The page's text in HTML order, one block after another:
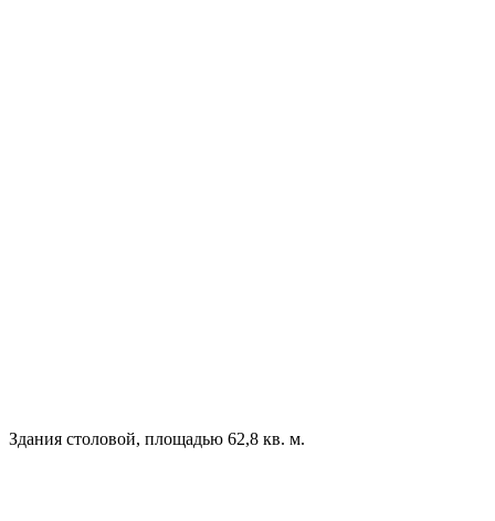
Здания столовой, площадью 62,8 кв. м.